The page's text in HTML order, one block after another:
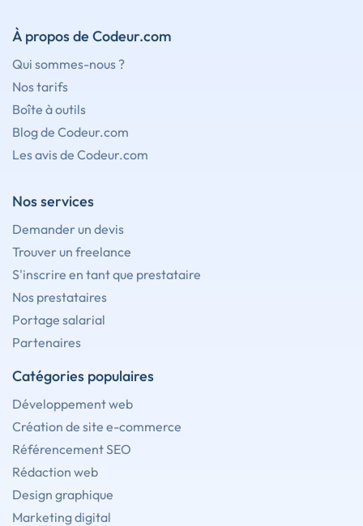
À propos de Codeur.com
Qui sommes-nous ?
Nos tarifs
Boîte à outils
Blog de Codeur.com
Les avis de Codeur.com
Nos services
Demander un devis
Trouver un freelance
S'inscrire en tant que prestataire
Nos prestataires
Portage salarial
Partenaires
Catégories populaires
Développement web
Création de site e-commerce
Référencement SEO
Rédaction web
Design graphique
Marketing digital